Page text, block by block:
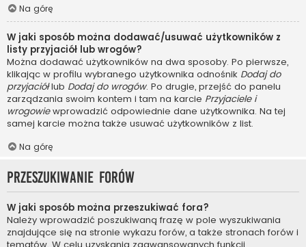
Na górę
W jaki sposób można dodawać/usuwać użytkowników z
listy przyjaciół lub wrogów?
Można dodawać użytkowników na dwa sposoby. Po pierwsze,
klikając w profilu wybranego użytkownika odnośnik Dodaj do
przyjaciółlub Dodaj do wrogów. Po drugie, przejść do panelu
zarządzania swoim kontem i tam na karcie Przyjaciele i
wrogowiewprowadzić odpowiednie dane użytkownika. Na tej
samej karcie można także usuwać użytkowników z list.
Na górę
Przeszukiwanie forów
W jaki sposób można przeszukiwać fora?
Należy wprowadzić poszukiwaną frazę w pole wyszukiwania
znajdujące się na stronie wykazu forów, a także stronach forów i
tematów. W celu uzyskania zaawansowanych funkcji